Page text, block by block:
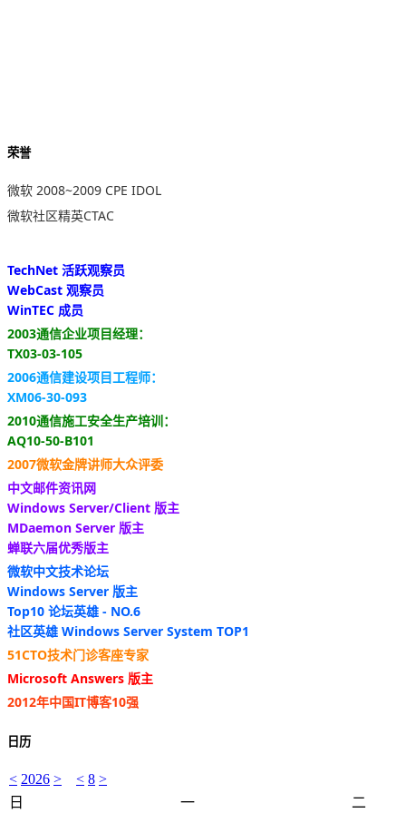
荣誉
微软 2008~2009 CPE IDOL
微软社区精英CTAC
TechNet 活跃观察员
WebCast 观察员
WinTEC 成员
2003通信企业项目经理：
TX03-03-105
2006通信建设项目工程师：
XM06-30-093
2010通信施工安全生产培训：
AQ10-50-B101
2007微软金牌讲师大众评委
中文邮件资讯网
Windows Server/Client 版主
MDaemon Server 版主
蝉联六届优秀版主
微软中文技术论坛
Windows Server 版主
Top10 论坛英雄 - NO.6
社区英雄 Windows Server System TOP1
51CTO技术门诊客座专家
Microsoft Answers 版主
2012年中国IT博客10强
日历
< 2026 > < 8 >
日
一 二